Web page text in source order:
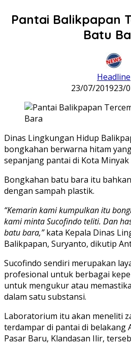
Pantai Balikpapan
Batu
Headline
23/07/201923/
Dinas Lingkungan Hidup
bongkahan berwarna hitam
sepanjang pantai di Kota
Bongkahan batu bara itu
dengan sampah plastik.
“Kemarin kami kumpulkan itu
kami minta Sucofindo teliti. Dan
batu bara,”kata Kepala Dinas
Balikpapan, Suryanto, dikutip
Sucofindo sendiri merupakan
profesional untuk berbagai
untuk mengukur atau
dalam satu substansi.
Laboratorium itu akan meneliti
terdampar di pantai di belakang
Pasar Baru, Klandasan Ilir,